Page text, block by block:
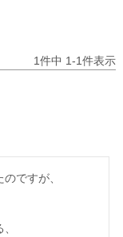
1件中 1-1件表示
ですが、